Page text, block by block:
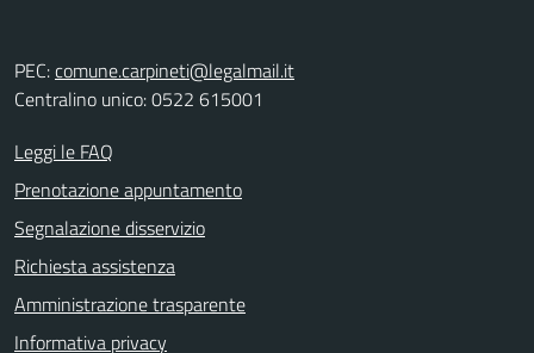
PEC:comune.carpineti@legalmail.it
Centralino unico: 0522 615001
Leggi le FAQ
Prenotazione appuntamento
Segnalazione disservizio
Richiesta assistenza
Amministrazione trasparente
Informativa privacy